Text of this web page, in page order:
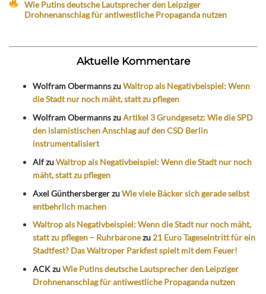
Wie Putins deutsche Lautsprecher den Leipziger
Drohnenanschlag für antiwestliche Propaganda nutzen
Aktuelle Kommentare
Wolfram ObermannszuWaltrop als Negativbeispiel: Wenn
die Stadt nur noch mäht, statt zu pflegen
Wolfram ObermannszuArtikel 3 Grundgesetz: Wie die SPD
den islamistischen Anschlag auf den CSD Berlin
instrumentalisiert
AlfzuWaltrop als Negativbeispiel: Wenn die Stadt nur noch
mäht, statt zu pflegen
Axel GünthersbergerzuWie viele Bäcker sich gerade selbst
entbehrlich machen
Waltrop als Negativbeispiel: Wenn die Stadt nur noch mäht,
statt zu pflegen – Ruhrbaronezu 21 Euro Tageseintritt für ein
Stadtfest? Das Waltroper Parkfest spielt mit dem Feuer!
ACKzuWie Putins deutsche Lautsprecher den Leipziger
Drohnenanschlag für antiwestliche Propaganda nutzen